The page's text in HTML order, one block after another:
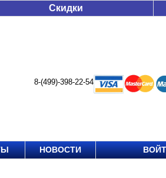
Скидки
8-(499)-398-22-54
НОВОСТИ